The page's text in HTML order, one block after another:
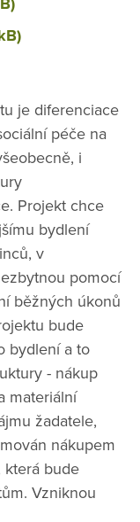
je diferenciace
péče na
i
Projekt chce
bydlení
v
pomocí
běžných úkonů
bude
bydlení a to
- nákup
materiální
žadatele,
nákupem
která bude
Vzniknou